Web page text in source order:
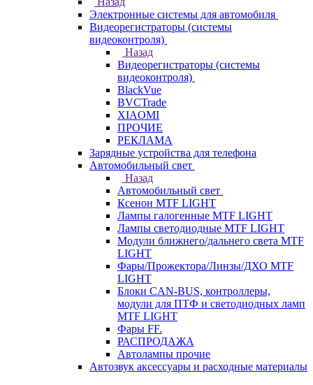
Электронные системы для автомобиля
Видеорегистраторы (системы
видеоконтроля)
Назад
Видеорегистраторы (системы
видеоконтроля)
BlackVue
BVCTrade
XIAOMI
ПРОЧИЕ
РЕКЛАМА
Зарядные устройства для телефона
Автомобильный свет
Назад
Автомобильный свет
Ксенон MTF LIGHT
Лампы галогенные MTF LIGHT
Лампы светодиодные MTF LIGHT
Модули ближнего/дальнего света MTF
LIGHT
Фары/Прожектора/Линзы/ДХО MTF
LIGHT
Блоки CAN-BUS, контроллеры,
модули для ПТФ и светодиодных ламп
MTF LIGHT
Фары FF.
РАСПРОДАЖА
Автолампы прочие
Автозвук аксессуары и расходные материалы